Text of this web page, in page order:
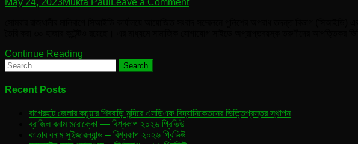
Continue Reading
Search
for:
Recent Posts
বাগেরহাট জেলার কচুয়ার শিববাড়ি মন্দিরে এসডিএফ বিদ্যানিকেতনের ভিত্তিপ্রস্তর স্থাপন
ব্রাজিল বনাম মরোক্কো — বিশ্বকাপ ২০২৬ প্রিভিউ
কাতার বনাম সুইজারল্যান্ড – বিশ্বকাপ ২০২৬ প্রিভিউ